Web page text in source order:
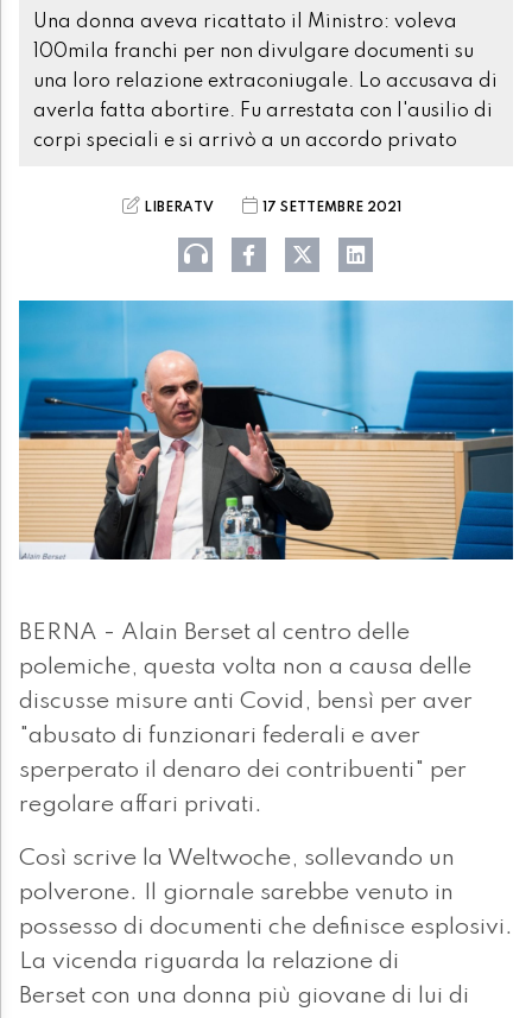
Una donna aveva ricattato il Ministro: voleva
100mila franchi per non divulgare documenti su
una loro relazione extraconiugale. Lo accusava di
averla fatta abortire. Fu arrestata con l'ausilio di
corpi speciali e si arrivò a un accordo privato
LIBERATV 17 SETTEMBRE 2021
BERNA - Alain Berset al centro delle
polemiche, questa volta non a causa delle
discusse misure anti Covid, bensì per aver
"abusato di funzionari federali e aver
sperperato il denaro dei contribuenti" per
regolare affari privati.
Così scrive la Weltwoche, sollevando un
polverone. Il giornale sarebbe venuto in
possesso di documenti che definisce esplosivi.
La vicenda riguarda la relazione di
Berset con una donna più giovane di lui di